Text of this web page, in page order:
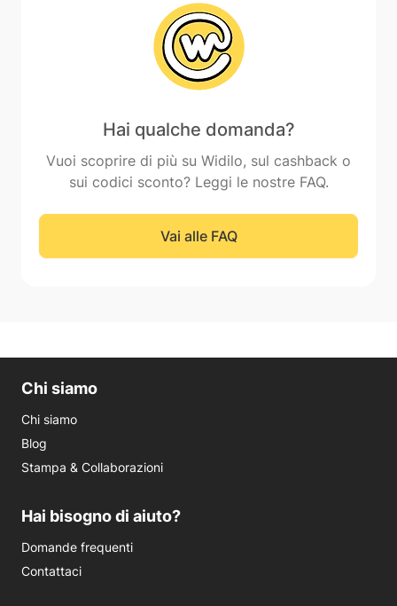
Hai qualche domanda?
Vuoi scoprire di più su Widilo, sul cashback o
sui codici sconto? Leggi le nostre FAQ.
Vai alle FAQ
Chi siamo
Chi siamo
Blog
Stampa & Collaborazioni
Hai bisogno di aiuto?
Domande frequenti
Contattaci